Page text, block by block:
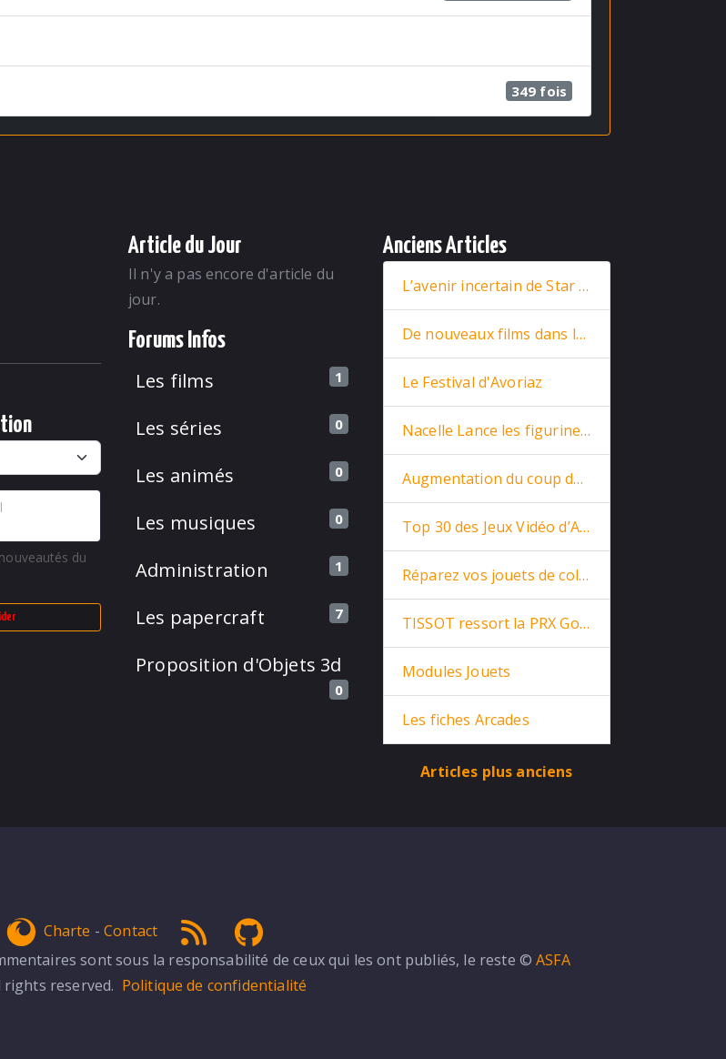
349 fois
Article du Jour
Il n'y a pas encore d'article du
jour.
Anciens Articles
L’avenir incertain de Star Wars : entre nouveaux films et retour stratégique de Rey
De nouveaux films dans la base
Le Festival d'Avoriaz
Nacelle Lance les figurines Star Trek en prévente
Augmentation du coup de la vie
Top 30 des Jeux Vidéo d’Arcade
Réparez vos jouets de collections
TISSOT ressort la PRX Goldorak de 1975
Modules Jouets
Les fiches Arcades
Articles plus anciens
Forums Infos
Les films
1
Les séries 0
Les animés 0
Les musiques 0
Administration 1
Les papercraft 7
Proposition d'Objets 3d
0
du
Adminget Firefox
Charte -Contact RSS 1.0
sont sous la responsabilité de ceux qui les ont publiés, le reste ©ASFA
reserved. Politique de confidentialité